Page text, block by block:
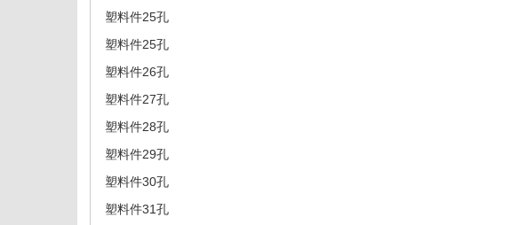
塑料件25孔
塑料件25孔
塑料件26孔
塑料件27孔
塑料件28孔
塑料件29孔
塑料件30孔
塑料件31孔